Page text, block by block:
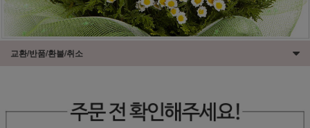
교환/반품/환불/취소